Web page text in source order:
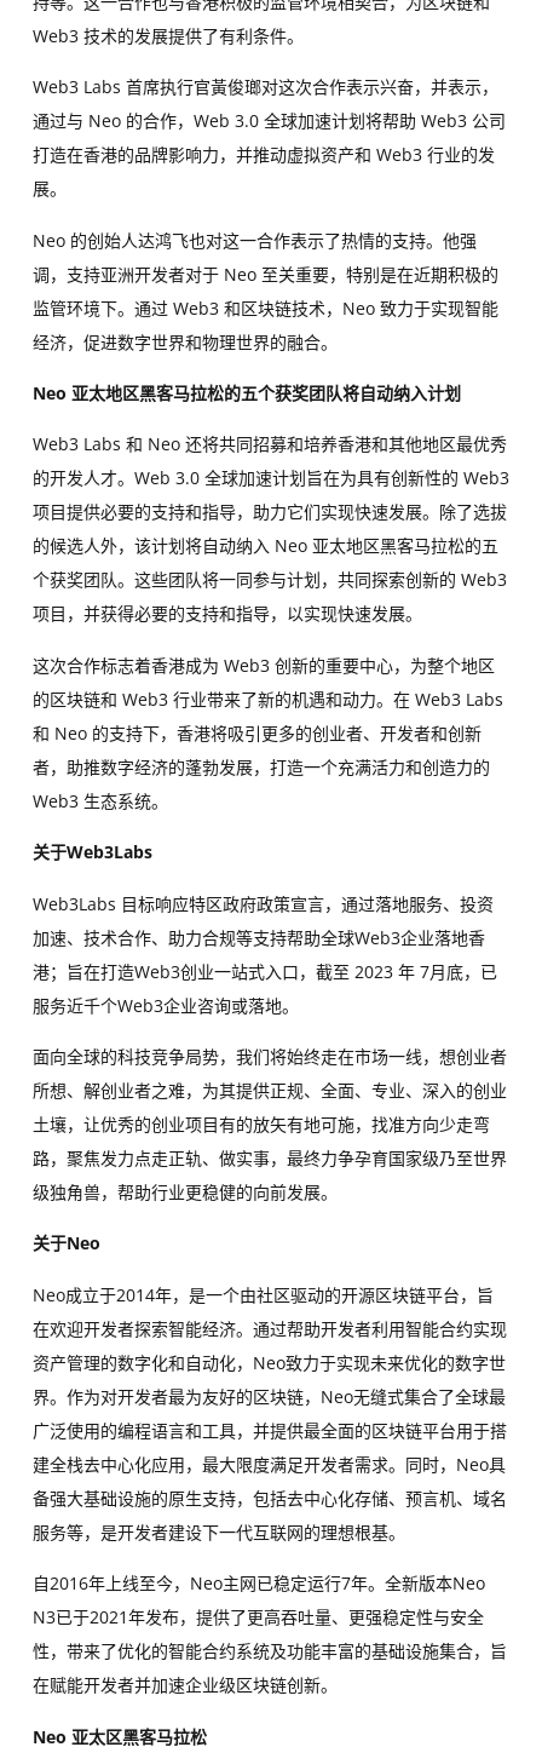
Web3 技术的发展提供了有利条件。
Web3 Labs 首席执行官黃俊瑯对这次合作表示兴奋，并表示，
通过与 Neo 的合作，Web 3.0 全球加速计划将帮助 Web3 公司
打造在香港的品牌影响力，并推动虚拟资产和 Web3 行业的发
展。
Neo 的创始人达鸿飞也对这一合作表示了热情的支持。他强
调，支持亚洲开发者对于 Neo 至关重要，特别是在近期积极的
监管环境下。通过 Web3 和区块链技术，Neo 致力于实现智能
经济，促进数字世界和物理世界的融合。
Neo 亚太地区黑客马拉松的五个获奖团队将自动纳入计划
Web3 Labs 和 Neo 还将共同招募和培养香港和其他地区最优秀
的开发人才。Web 3.0 全球加速计划旨在为具有创新性的 Web3
项目提供必要的支持和指导，助力它们实现快速发展。除了选拔
的候选人外，该计划将自动纳入 Neo 亚太地区黑客马拉松的五
个获奖团队。这些团队将一同参与计划，共同探索创新的 Web3
项目，并获得必要的支持和指导，以实现快速发展。
这次合作标志着香港成为 Web3 创新的重要中心，为整个地区
的区块链和 Web3 行业带来了新的机遇和动力。在 Web3 Labs
和 Neo 的支持下，香港将吸引更多的创业者、开发者和创新
者，助推数字经济的蓬勃发展，打造一个充满活力和创造力的
Web3 生态系统。
关于Web3Labs
Web3Labs 目标响应特区政府政策宣言，通过落地服务、投资
加速、技术合作、助力合规等支持帮助全球Web3企业落地香
港；旨在打造Web3创业一站式入口，截至 2023 年 7月底，已
服务近千个Web3企业咨询或落地。
面向全球的科技竞争局势，我们将始终走在市场一线，想创业者
所想、解创业者之难，为其提供正规、全面、专业、深入的创业
土壤，让优秀的创业项目有的放矢有地可施，找准方向少走弯
路，聚焦发力点走正轨、做实事，最终力争孕育国家级乃至世界
级独角兽，帮助行业更稳健的向前发展。
关于Neo
Neo成立于2014年，是一个由社区驱动的开源区块链平台，旨
在欢迎开发者探索智能经济。通过帮助开发者利用智能合约实现
资产管理的数字化和自动化，Neo致力于实现未来优化的数字世
界。作为对开发者最为友好的区块链，Neo无缝式集合了全球最
广泛使用的编程语言和工具，并提供最全面的区块链平台用于搭
建全栈去中心化应用，最大限度满足开发者需求。同时，Neo具
备强大基础设施的原生支持，包括去中心化存储、预言机、域名
服务等，是开发者建设下一代互联网的理想根基。
自2016年上线至今，Neo主网已稳定运行7年。全新版本Neo
N3已于2021年发布，提供了更高吞吐量、更强稳定性与安全
性，带来了优化的智能合约系统及功能丰富的基础设施集合，旨
在赋能开发者并加速企业级区块链创新。
Neo 亚太区黑客马拉松